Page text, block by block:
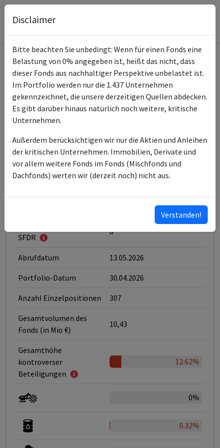
Informationen zum Fonds
Name
Xtrackers USA Net Zero
Pathway PA UCITS ETF 1C
ISIN des Fonds
Typ des Fonds ETF
Fondsmanagement DWS Investment SA
SFDR
8
Abrufdatum 13.05.2026
Portfolio-Datum 30.04.2026
Anzahl Einzelpositionen 307
Gesamtvolumen des
Fonds (in Mio €)
10,43
Gesamthöhe
kontroverser
Beteiligungen
12.62%
0%
0.32%
Disclaimer
Bitte beachten Sie unbedingt: Wenn für einen Fonds eine
Belastung von 0% angegeben ist, heißt das nicht, dass
dieser Fonds aus nachhaltiger Perspektive unbelastet ist.
Im Portfolio werden nur die 1.437 Unternehmen
gekennzeichnet, die unsere derzeitigen Quellen abdecken.
Es gibt darüber hinaus natürlich noch weitere, kritische
Unternehmen.
Außerdem berücksichtigen wir nur die Aktien und Anleihen
der kritischen Unternehmen. Immobilien, Derivate und
vor allem weitere Fonds im Fonds (Mischfonds und
Dachfonds) werten wir (derzeit noch) nicht aus.
Verstanden!